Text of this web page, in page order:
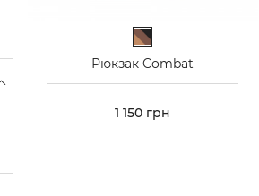
Коричневий
Рюкзак Combat
Ціна
1 150 грн